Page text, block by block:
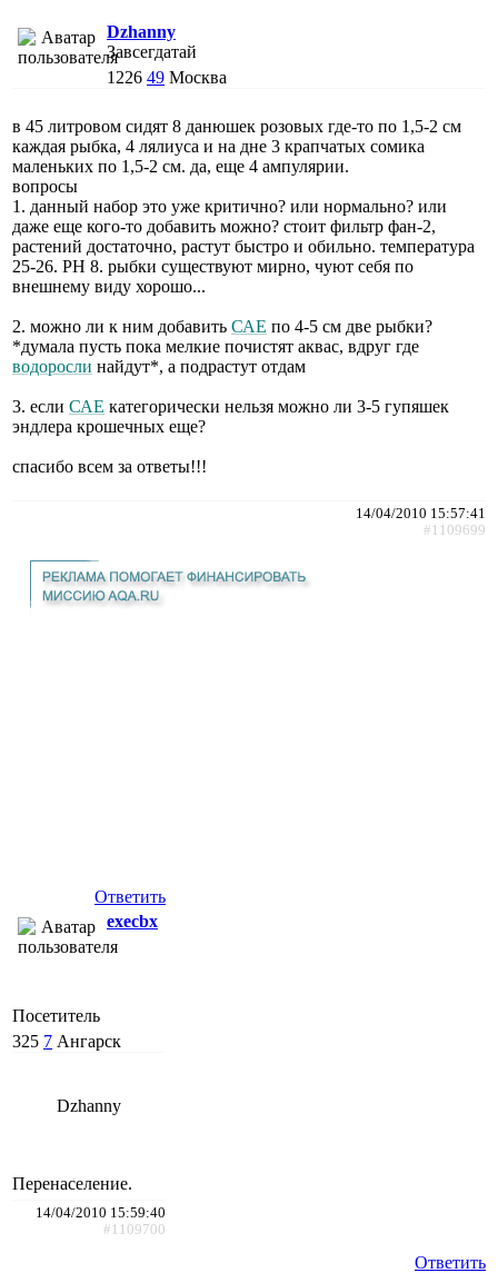
Dzhanny
Завсегдатай
1226 49 Москва
в 45 литровом сидят 8 данюшек розовых где-то по 1,5-2 см
каждая рыбка, 4 лялиуса и на дне 3 крапчатых сомика
маленьких по 1,5-2 см. да, еще 4 ампулярии.
вопросы
1. данный набор это уже критично? или нормально? или
даже еще кого-то добавить можно? стоит фильтр фан-2,
растений достаточно, растут быстро и обильно. температура
25-26. PH 8. рыбки существуют мирно, чуют себя по
внешнему виду хорошо...
2. можно ли к ним добавить САЕ по 4-5 см две рыбки?
*думала пусть пока мелкие почистят аквас, вдруг где
водоросли найдут*, а подрастут отдам
3. если САЕ категорически нельзя можно ли 3-5 гупяшек
эндлера крошечных еще?
спасибо всем за ответы!!!
14/04/2010 15:57:41
#1109699
Ответить
execbx
Посетитель
325 7 Ангарск
Dzhanny
Перенаселение.
14/04/2010 15:59:40
#1109700
Ответить